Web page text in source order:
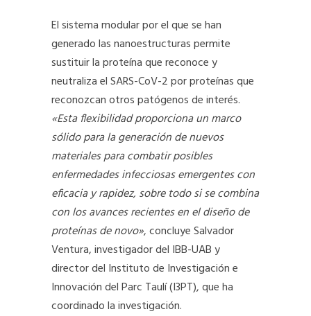
El sistema modular por el que se han
generado las nanoestructuras permite
sustituir la proteína que reconoce y
neutraliza el SARS-CoV-2 por proteínas que
reconozcan otros patógenos de interés.
«Esta flexibilidad proporciona un marco
sólido para la generación de nuevos
materiales para combatir posibles
enfermedades infecciosas emergentes con
eficacia y rapidez, sobre todo si se combina
con los avances recientes en el diseño de
proteínas de novo», concluye Salvador
Ventura, investigador del IBB-UAB y
director del Instituto de Investigación e
Innovación del Parc Taulí (I3PT), que ha
coordinado la investigación.